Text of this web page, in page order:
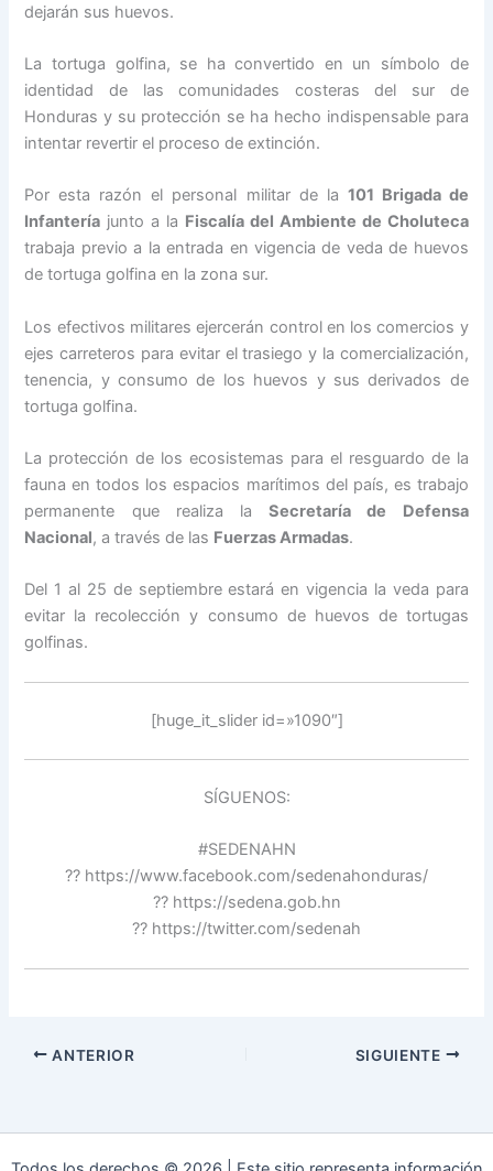
dejarán sus huevos.
La tortuga golfina, se ha convertido en un símbolo de
identidad de las comunidades costeras del sur de
Honduras y su protección se ha hecho indispensable para
intentar revertir el proceso de extinción.
Por esta razón el personal militar de la 101 Brigada de
Infantería junto a la Fiscalía del Ambiente de Choluteca
trabaja previo a la entrada en vigencia de veda de huevos
de tortuga golfina en la zona sur.
Los efectivos militares ejercerán control en los comercios y
ejes carreteros para evitar el trasiego y la comercialización,
tenencia, y consumo de los huevos y sus derivados de
tortuga golfina.
La protección de los ecosistemas para el resguardo de la
fauna en todos los espacios marítimos del país, es trabajo
permanente que realiza laSecretaría de Defensa
Nacional, a través de las Fuerzas Armadas.
Del 1 al 25 de septiembre estará en vigencia la veda para
evitar la recolección y consumo de huevos de tortugas
golfinas.
[huge_it_slider id=»1090″]
SÍGUENOS:
#SEDENAHN
?? https://www.facebook.com/sedenahonduras/
?? https://sedena.gob.hn
?? https://twitter.com/sedenah
ANTERIOR SIGUIENTE